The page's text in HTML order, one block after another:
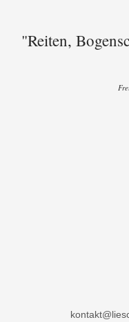
"Reiten,